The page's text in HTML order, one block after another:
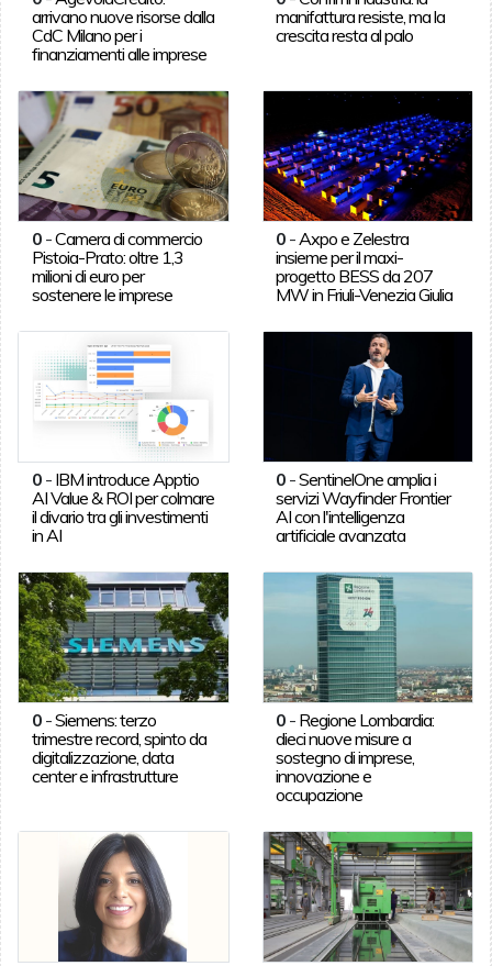
arrivano nuove risorse dalla
CdC Milano per i
finanziamenti alle imprese
manifattura resiste, ma la
crescita resta al palo
0-Camera di commercio
Pistoia-Prato: oltre 1,3
milioni di euro per
sostenere le imprese
0 - Axpo e Zelestra
insieme per il maxi-
progetto BESS da 207
MW in Friuli-Venezia Giulia
0- IBM introduce Apptio
AI Value & ROI per colmare
il divario tra gli investimenti
in AI
0 -SentinelOne amplia i
servizi Wayfinder Frontier
AI con l'intelligenza
artificiale avanzata
0-Siemens: terzo
trimestre record, spinto da
digitalizzazione, data
center e infrastrutture
0 - Regione Lombardia:
dieci nuove misure a
sostegno di imprese,
innovazione e
occupazione